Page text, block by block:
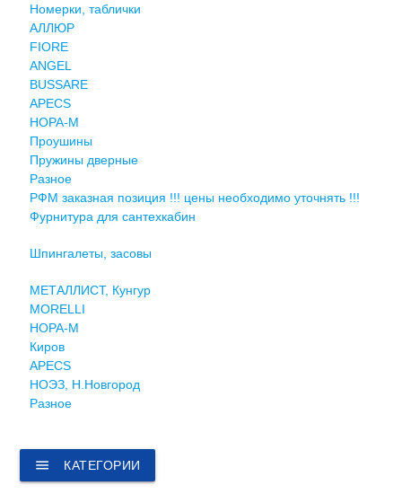
Номерки, таблички
АЛЛЮР
FIORE
ANGEL
BUSSARE
APECS
НОРА-М
Проушины
Пружины дверные
Разное
РФМ заказная позиция !!! цены необходимо уточнять !!!
Фурнитура для сантехкабин
Шпингалеты, засовы
МЕТАЛЛИСТ, Кунгур
MORELLI
НОРА-М
Киров
APECS
НОЭЗ, Н.Новгород
Разное
menu КАТЕГОРИИ